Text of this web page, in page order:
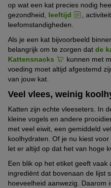
op wat een kat precies nodig
gezondheid, leeftijd
,
leefomstandigheden.
Als je een kat bijvoorbeeld
belangrijk om te zorgen dat de
Kattensnacks
kunnen met
voeding moet altijd afgestemd
van jouw kat.
Veel vlees, weinig
Katten zijn echte vleeseters. In
kleine vogels en andere
met veel eiwit, een gemiddeld
koolhydraten. Of je nu kiest voor
let er altijd op dat het van hoge
Een blik op het etiket geeft vaak
ingrediënt dat bovenaan de lijst
hoeveelheid aanwezig. Daarom